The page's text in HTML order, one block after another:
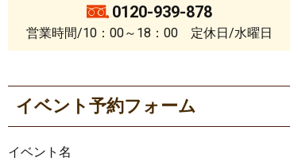
0120-939-878
営業時間/10：00～18：00 定休日/水曜日
イベント予約フォーム
イベント名